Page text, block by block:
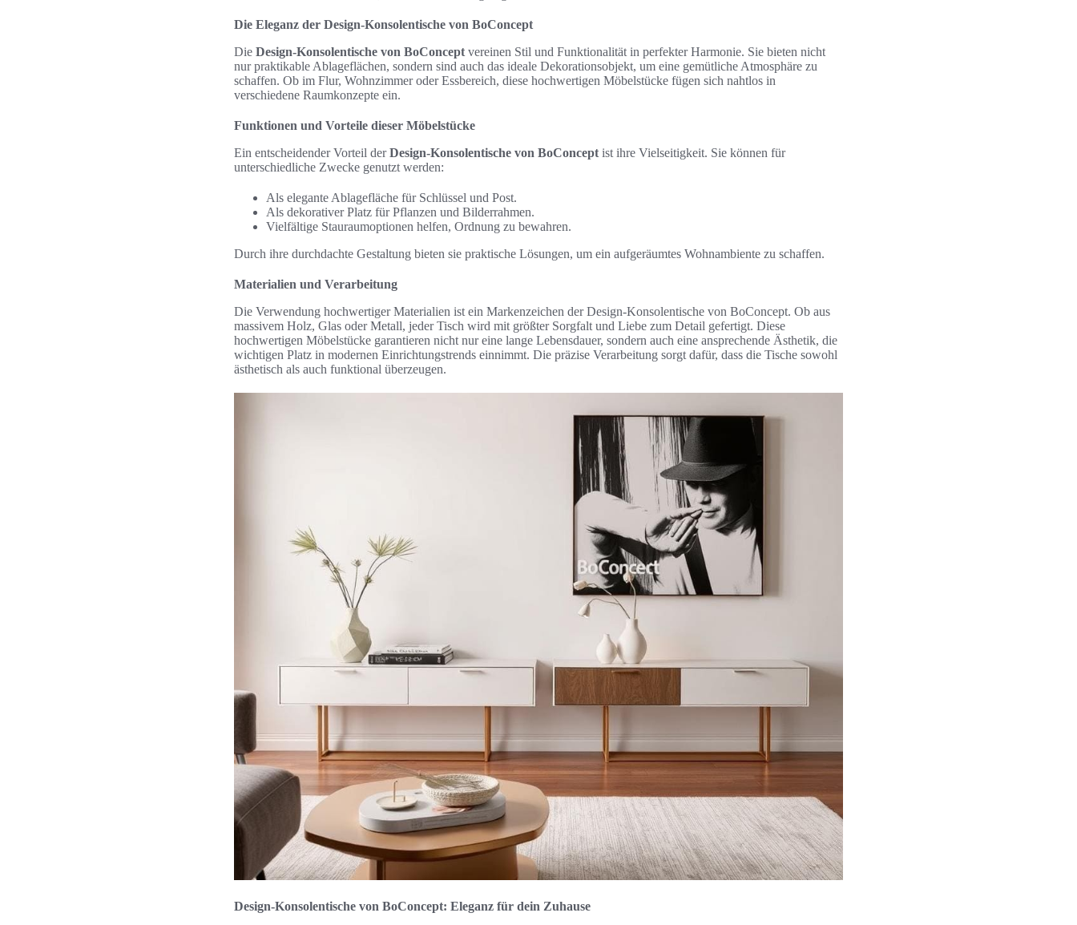
Die Eleganz der Design-Konsolentische von BoConcept
Die Design-Konsolentische von BoConcept vereinen Stil und Funktionalität in perfekter Harmonie. Sie bieten nicht
nur praktikable Ablageflächen, sondern sind auch das ideale Dekorationsobjekt, um eine gemütliche Atmosphäre zu
schaffen. Ob im Flur, Wohnzimmer oder Essbereich, diese hochwertigen Möbelstücke fügen sich nahtlos in
verschiedene Raumkonzepte ein.
Funktionen und Vorteile dieser Möbelstücke
Ein entscheidender Vorteil derDesign-Konsolentische von BoConcept ist ihre Vielseitigkeit. Sie können für
unterschiedliche Zwecke genutzt werden:
Als elegante Ablagefläche für Schlüssel und Post.
Als dekorativer Platz für Pflanzen und Bilderrahmen.
Vielfältige Stauraumoptionen helfen, Ordnung zu bewahren.
Durch ihre durchdachte Gestaltung bieten sie praktische Lösungen, um ein aufgeräumtes Wohnambiente zu schaffen.
Materialien und Verarbeitung
Die Verwendung hochwertiger Materialien ist ein Markenzeichen der Design-Konsolentische von BoConcept. Ob aus
massivem Holz, Glas oder Metall, jeder Tisch wird mit größter Sorgfalt und Liebe zum Detail gefertigt. Diese
hochwertigen Möbelstücke garantieren nicht nur eine lange Lebensdauer, sondern auch eine ansprechende Ästhetik, die
wichtigen Platz in modernen Einrichtungstrends einnimmt. Die präzise Verarbeitung sorgt dafür, dass die Tische sowohl
ästhetisch als auch funktional überzeugen.
Design-Konsolentische von BoConcept: Eleganz für dein Zuhause